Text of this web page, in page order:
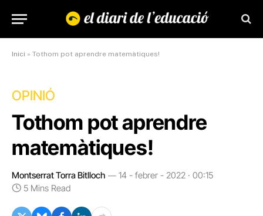
Inici » Tothom pot aprendre matemàtiques!
OPINIÓ
Tothom pot aprendre
matemàtiques!
Montserrat Torra Bitlloch
14 - febrer - 2022 · 00:15
5 Mins Read